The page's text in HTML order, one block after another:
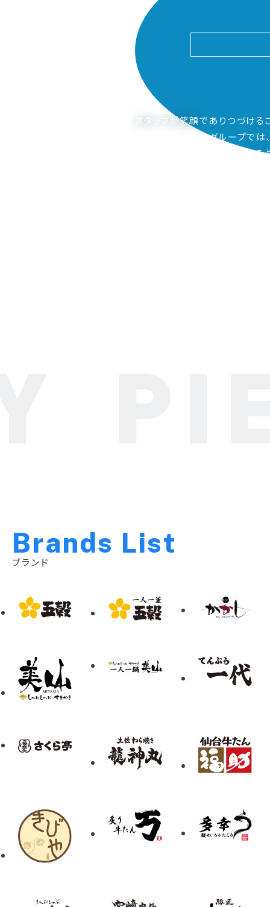
スタッフが笑顔でありつづける
ピアーサーティーグループでは
ご家族も笑顔になってもらえる
Brands List
ブランド